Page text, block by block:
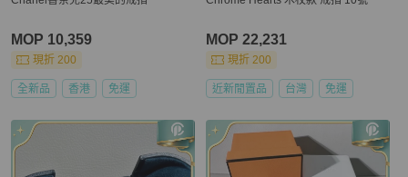
MOP 10,359
現折 200
全新品 香港 免運
MOP 22,231
現折 200
近新閒置品 台灣 免運